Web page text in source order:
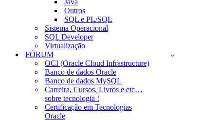
Java
Outros
SQL e PL/SQL
Sistema Operacional
SQL Developer
Virtualização
FÓRUM
OCI (Oracle Cloud Infrastructure)
Banco de dados Oracle
Banco de dados MySQL
Carreira, Cursos, Livros e etc…
sobre tecnologia !
Certificação em Tecnologias
Oracle